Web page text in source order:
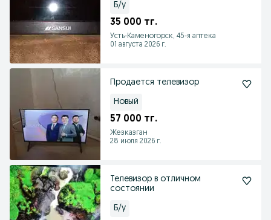
Б/у
35 000 тг.
Усть-Каменогорск, 45-я аптека
01 августа 2026 г.
Продается телевизор
Новый
57 000 тг.
Жезказган
28 июля 2026 г.
Телевизор в отличном
состоянии
Б/у